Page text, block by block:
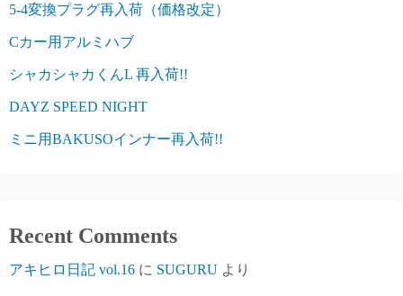
5-4変換プラグ再入荷（価格改定）
Cカー用アルミハブ
シャカシャカくんL 再入荷!!
DAYZ SPEED NIGHT
ミニ用BAKUSOインナー再入荷!!
Recent Comments
アキヒロ日記 vol.16 に SUGURU より